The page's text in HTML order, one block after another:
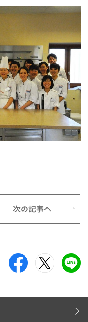
次の記事へ